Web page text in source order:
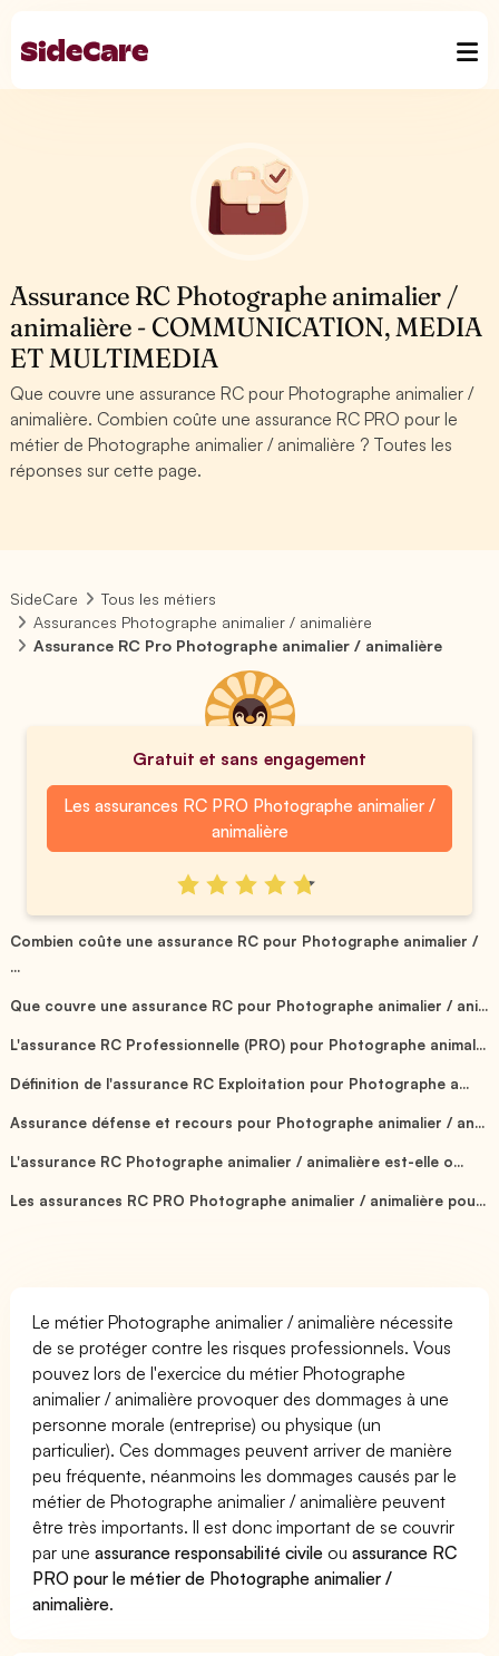
Assurance RC Photographe animalier /
animalière - COMMUNICATION, MEDIA
ET MULTIMEDIA
Que couvre une assurance RC pour Photographe animalier /
animalière. Combien coûte une assurance RC PRO pour le
métier de Photographe animalier / animalière ? Toutes les
réponses sur cette page.
SideCare
Tous les métiers
Assurances Photographe animalier / animalière
Assurance RC Pro Photographe animalier / animalière
Gratuit et sans engagement
Les assurances RC PRO Photographe animalier /
animalière
Combien coûte une assurance RC pour Photographe animalier /
...
Que couvre une assurance RC pour Photographe animalier / ani...
L'assurance RC Professionnelle (PRO) pour Photographe animal...
Définition de l'assurance RC Exploitation pour Photographe a...
Assurance défense et recours pour Photographe animalier / an...
L'assurance RC Photographe animalier / animalière est-elle o...
Les assurances RC PRO Photographe animalier / animalière pou...
Le métier Photographe animalier / animalière nécessite
de se protéger contre les risques professionnels. Vous
pouvez lors de l'exercice du métier Photographe
animalier / animalière provoquer des dommages à une
personne morale (entreprise) ou physique (un
particulier). Ces dommages peuvent arriver de manière
peu fréquente, néanmoins les dommages causés par le
métier de Photographe animalier / animalière peuvent
être très importants. Il est donc important de se couvrir
par uneassurance responsabilité civile ouassurance RC
PRO pour le métier de Photographe animalier /
animalière.